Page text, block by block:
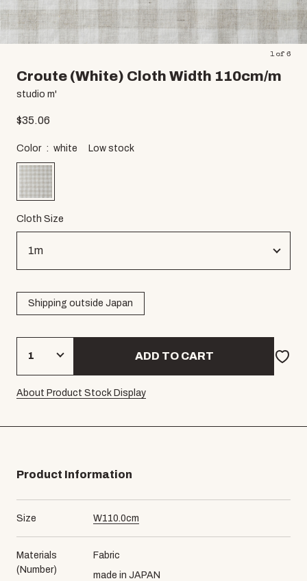
1of 6
Croute (White) Cloth Width 110cm/m
studio m'
$35.06
Color white Low stock
Cloth Size
Shipping outside Japan
ADD TO CART
About Product Stock Display
Product Information
Size W110.0cm
Materials
(Number)
Fabric
made in JAPAN